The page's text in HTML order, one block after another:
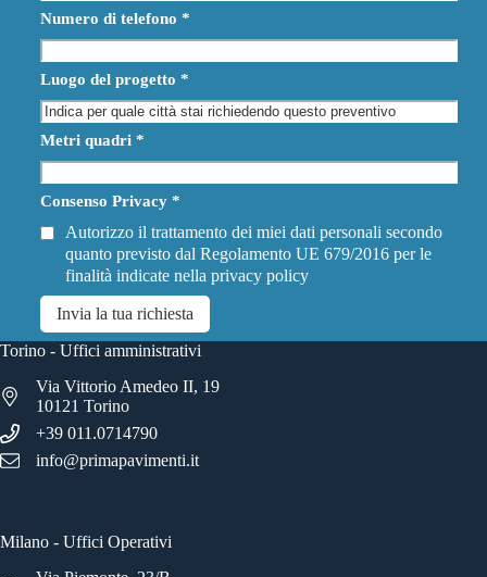
Numero di telefono *
Luogo del progetto *
Metri quadri *
Consenso Privacy *
Autorizzo il trattamento dei miei dati personali secondo
quanto previsto dal Regolamento UE 679/2016 per le
finalità indicate nella privacy policy
Invia la tua richiesta
Torino - Uffici amministrativi
Via Vittorio Amedeo II, 19
10121 Torino
+39 011.0714790
info@primapavimenti.it
Milano - Uffici Operativi